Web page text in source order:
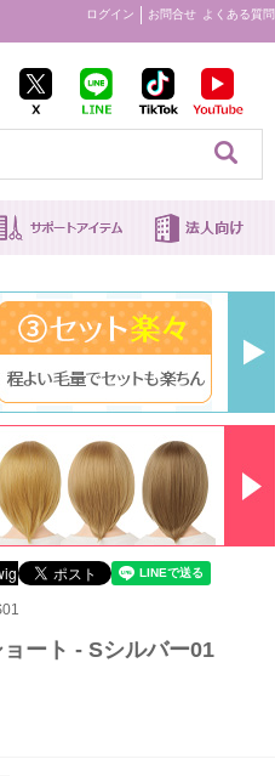
ログイン お問合せ よくある質問
ート - Sシルバー01